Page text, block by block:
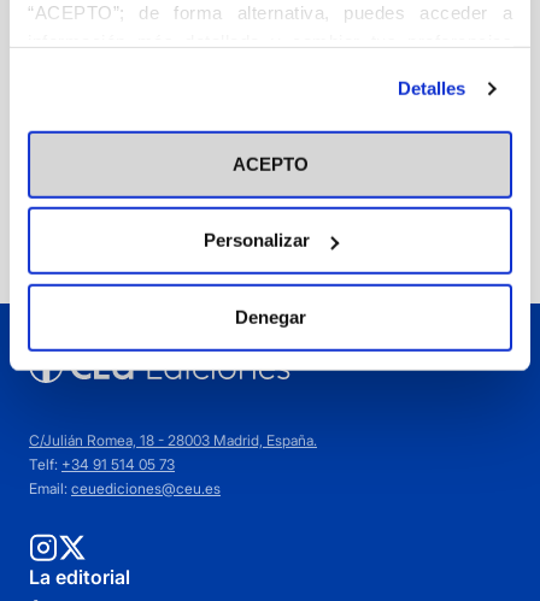
“ACEPTO”; de forma alternativa, puedes acceder a
en el botón "Personalizar". Para más información puedes
visitar nuestra Política de Cookies
Detalles
ACEPTO
Personalizar
Denegar
don’t keep you
from sleeping
Domínguez Ortega, Luis
15,00€
Añadir
C/Julián Romea, 18 - 28003 Madrid, España.
Telf: +34 91 514 05 73
Email: ceuediciones@ceu.es
La editorial